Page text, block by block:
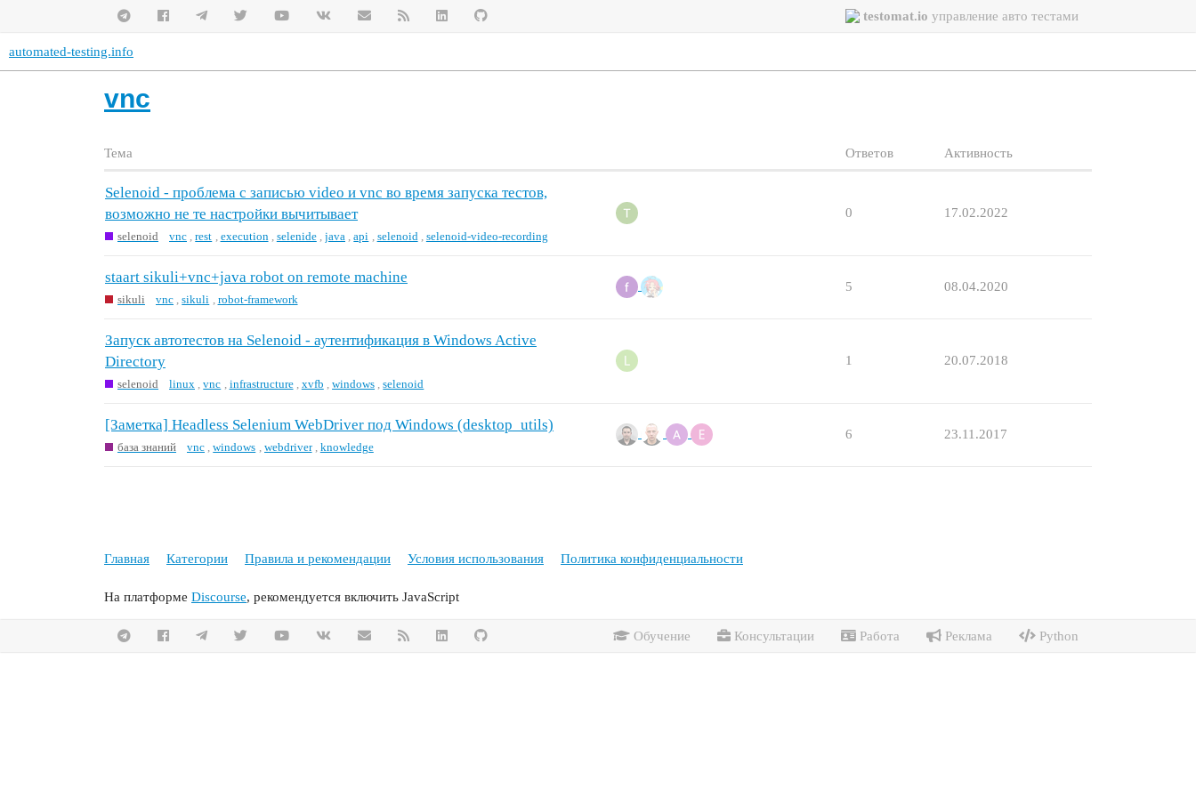
testomat.io управление авто тестами
automated-testing.info
vnc
Тема Ответов Активность
Selenoid - проблема с записью video и vnc во время запуска тестов,
возможно не те настройки вычитывает
selenoid vnc ,rest execution selenide ,java ,api selenoid selenoid-video-recording
0 17.02.2022
staart sikuli+vnc+java robot on remote machine
sikuli vnc ,sikuli robot-framework
5 08.04.2020
Запуск автотестов на Selenoid - аутентификация в Windows Active
Directory
selenoid linux ,vnc infrastructure xvfb ,windows ,selenoid
1 20.07.2018
[Заметка] Headless Selenium WebDriver под Windows (desktop_utils)
база знаний vnc ,windows webdriver knowledge
6 23.11.2017
Главная Категории Правила и рекомендации Условия использования Политика конфиденциальности
На платформе Discourse, рекомендуется включить JavaScript
Python
Реклама
Работа
Консультации
Обучение